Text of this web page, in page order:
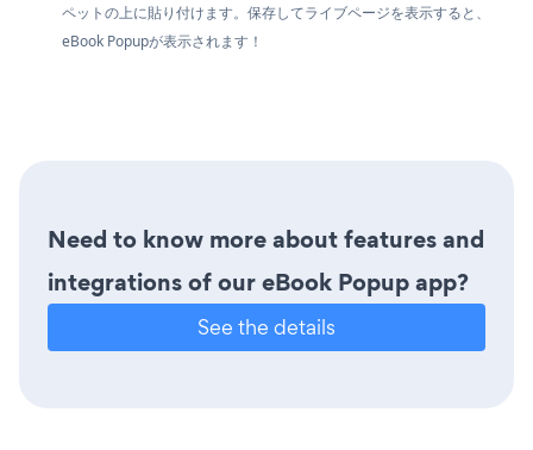
ペットの上に貼り付けます。保存してライブページを表示すると、
eBook Popupが表示されます！
Need to know more about features and
integrations of our eBook Popup app?
See the details